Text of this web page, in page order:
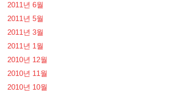
2011년 6월
2011년 5월
2011년 3월
2011년 1월
2010년 12월
2010년 11월
2010년 10월